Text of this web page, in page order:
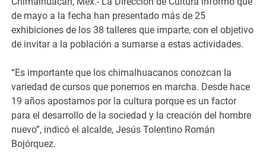
de mayo a la fecha han presentado más de 25
exhibiciones de los 38 talleres que imparte, con el objetivo
de invitar a la población a sumarse a estas actividades.
“Es importante que los chimalhuacanos conozcan la
variedad de cursos que ponemos en marcha. Desde hace
19 años apostamos por la cultura porque es un factor
para el desarrollo de la sociedad y la creación del hombre
nuevo”, indicó el alcalde, Jesús Tolentino Román
Bojórquez.